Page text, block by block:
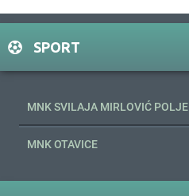
SPORT
MNK SVILAJA MIRLOVIĆ POLJE
MNK OTAVICE